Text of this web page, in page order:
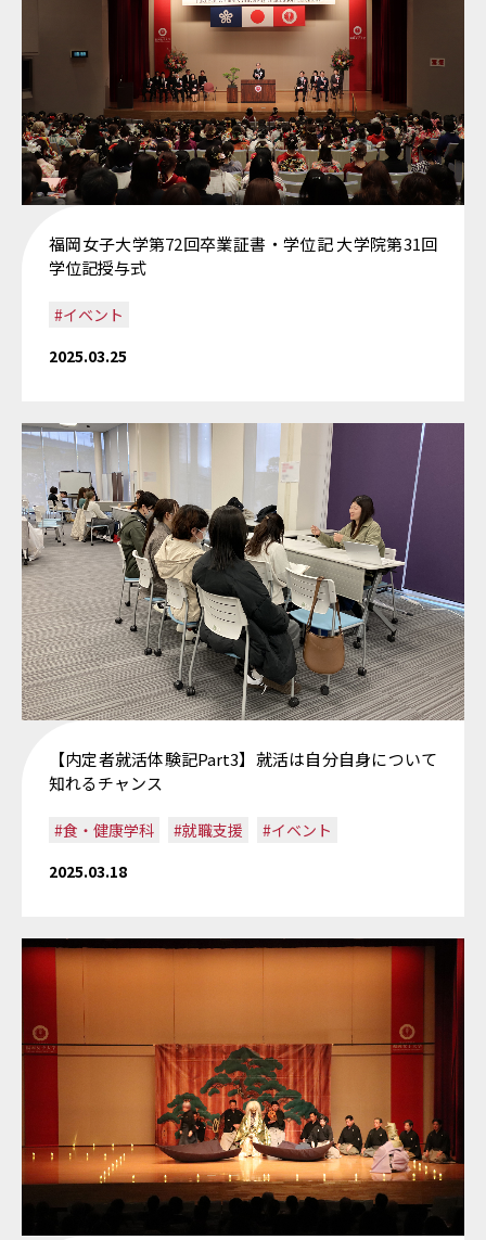
福岡女子大学第72回卒業証書・学位記 大学院第31回
学位記授与式
#イベント
2025.03.25
【内定者就活体験記Part3】就活は自分自身について
知れるチャンス
#食・健康学科 #就職支援
#イベント
2025.03.18